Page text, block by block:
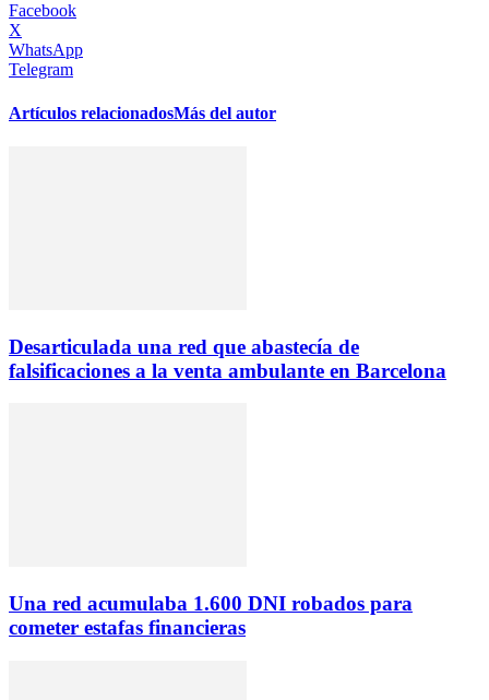
Facebook
X
WhatsApp
Telegram
Artículos relacionadosMás del autor
Desarticulada una red que abastecía de
falsificaciones a la venta ambulante en Barcelona
Una red acumulaba 1.600 DNI robados para
cometer estafas financieras